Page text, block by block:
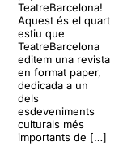
TeatreBarcelona!
Aquest és el quart
estiu que
TeatreBarcelona
editem una revista
en format paper,
dedicada a un
dels
esdeveniments
culturals més
importants de […]